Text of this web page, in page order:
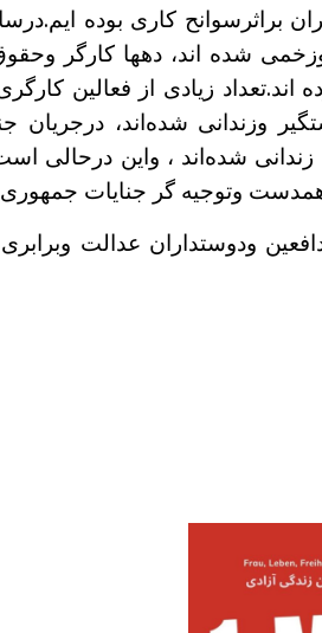
شده اند، دهها کارگر
زیادی از فعالین
وزندانی شده‌اند، درجریان
شده‌اند ، واین درحالی
وتوجیه گر جنایات جمهوری
ودوستداران عدالت